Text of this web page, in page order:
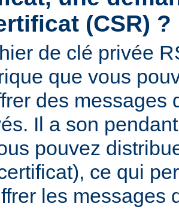
(CSR) ?
de clé privée
que vous
des messages
Il a son
pouvez
ce qui
les messages